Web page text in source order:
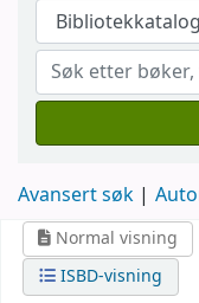
Avansert søk
Normal visning
ISBD-visning